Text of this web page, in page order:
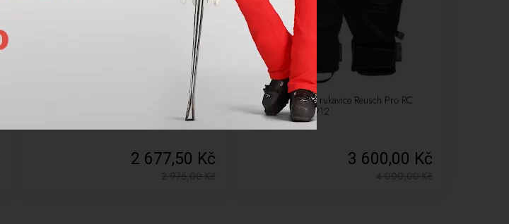
Vak na lyžařky Volkl Race backpack team
2 677,50 Kč
2 975,00Kč
Pánské Lyžařské rukavice Reusch Pro RC
black/white 49912
3 600,00 Kč
4 000,00Kč
-10%